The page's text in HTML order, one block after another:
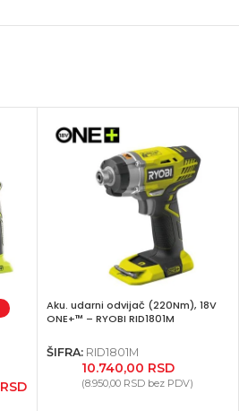
RSD
Aku. udarni odvijač (220Nm), 18V
ONE+™ – RYOBI RID1801M
ŠIFRA: RID1801M
10.740,00 RSD
(8.950,00 RSD bez PDV)